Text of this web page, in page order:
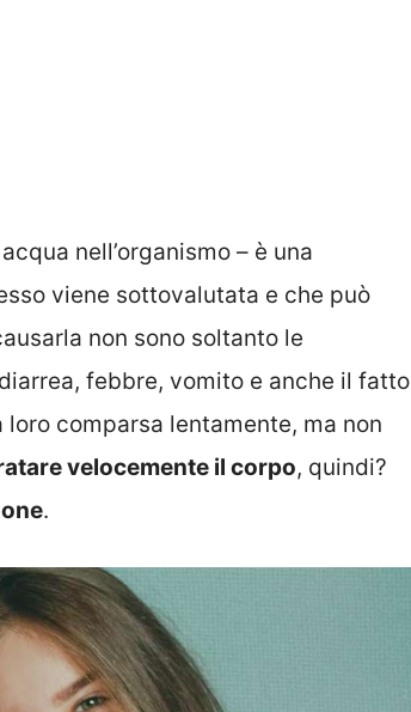
nell’organismo – è una
viene sottovalutata e che può
non sono soltanto le
febbre, vomito e anche il fatto
loro comparsa lentamente, ma non
velocemente il corpo, quindi?
.